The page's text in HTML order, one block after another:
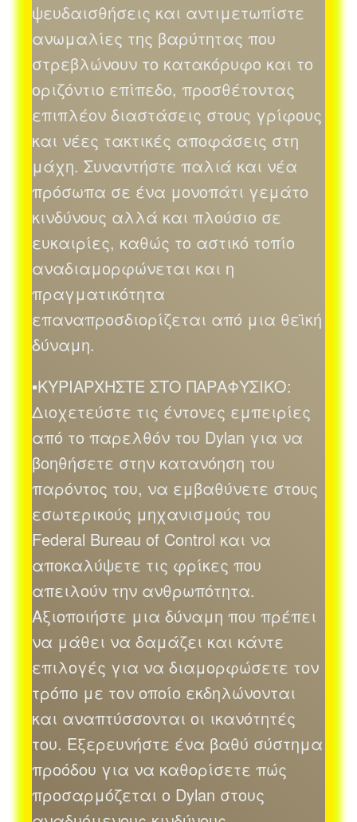
ψευδαισθήσεις και αντιμετωπίστε
ανωμαλίες της βαρύτητας που
στρεβλώνουν το κατακόρυφο και το
οριζόντιο επίπεδο, προσθέτοντας
επιπλέον διαστάσεις στους γρίφους
και νέες τακτικές αποφάσεις στη
μάχη. Συναντήστε παλιά και νέα
πρόσωπα σε ένα μονοπάτι γεμάτο
κινδύνους αλλά και πλούσιο σε
ευκαιρίες, καθώς το αστικό τοπίο
αναδιαμορφώνεται και η
πραγματικότητα
επαναπροσδιορίζεται από μια θεϊκή
δύναμη.
▪ΚΥΡΙΑΡΧΗΣΤΕ ΣΤΟ ΠΑΡΑΦΥΣΙΚΟ:
Διοχετεύστε τις έντονες εμπειρίες
από το παρελθόν του Dylan για να
βοηθήσετε στην κατανόηση του
παρόντος του, να εμβαθύνετε στους
εσωτερικούς μηχανισμούς του
Federal Bureau of Control και να
αποκαλύψετε τις φρίκες που
απειλούν την ανθρωπότητα.
Αξιοποιήστε μια δύναμη που πρέπει
να μάθει να δαμάζει και κάντε
επιλογές για να διαμορφώσετε τον
τρόπο με τον οποίο εκδηλώνονται
και αναπτύσσονται οι ικανότητές
του. Εξερευνήστε ένα βαθύ σύστημα
προόδου για να καθορίσετε πώς
προσαρμόζεται ο Dylan στους